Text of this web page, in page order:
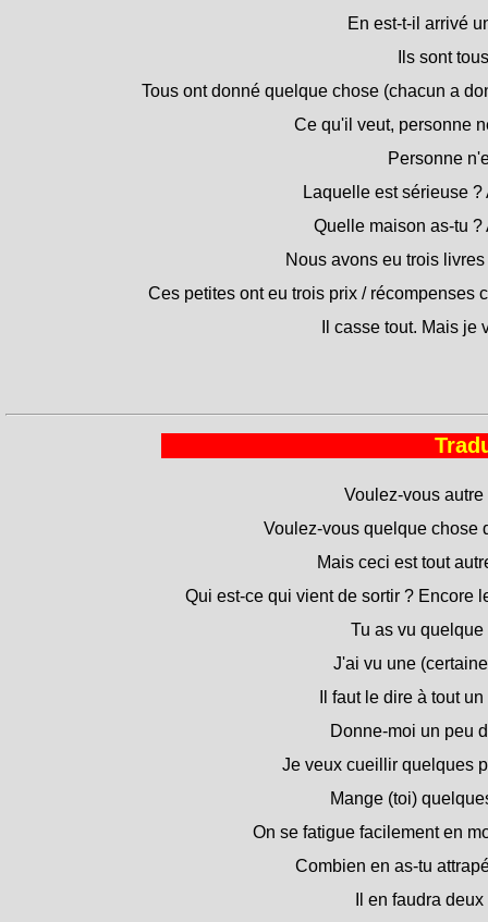
En est-t-il arrivé
Ils sont
Tous ont donné quelque chose (chacun a
Ce qu'il veut, personne
Personne
Laquelle est sérieuse ?
Quelle maison as-tu ?
Nous avons eu trois
Ces petites ont eu trois prix / récompenses
Il casse tout. Mais je
Voulez-vous autre
Voulez-vous quelque chose
Mais ceci est tout
Qui est-ce qui vient de sortir ? Encore
Tu as vu quelque
J'ai vu une
Il faut le dire à tout
Donne-moi un peu
Je veux cueillir quelques
Mange (toi)
On se fatigue facilement en
Combien en as-tu
Il en faudra